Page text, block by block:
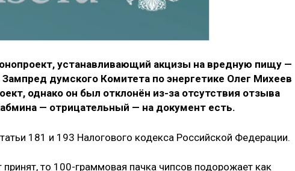
устанавливающий акцизы на вредную пищу —
думского Комитета по энергетике Олег Михеев
однако он был отклонён из-за отсутствия отзыва
— отрицательный — на документ есть.
181 и 193 Налогового кодекса Российской Федерации.
то 100-граммовая пачка чипсов подорожает как